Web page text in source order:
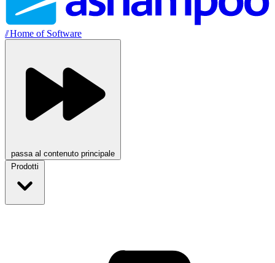
//Home of Software
passa al contenuto principale
Prodotti